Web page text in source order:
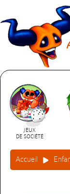
JEUX
DE SOCIÉTÉ
Accueil